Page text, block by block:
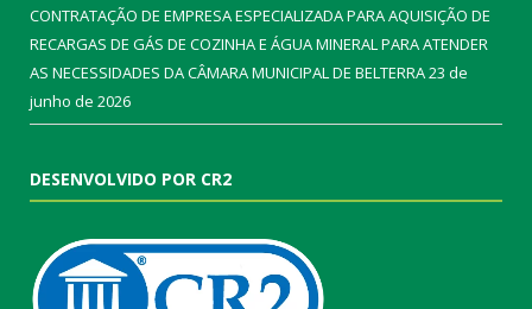
CONTRATAÇÃO DE EMPRESA ESPECIALIZADA PARA AQUISIÇÃO DE
RECARGAS DE GÁS DE COZINHA E ÁGUA MINERAL PARA ATENDER
AS NECESSIDADES DA CÂMARA MUNICIPAL DE BELTERRA23 de
junho de 2026
DESENVOLVIDO POR CR2